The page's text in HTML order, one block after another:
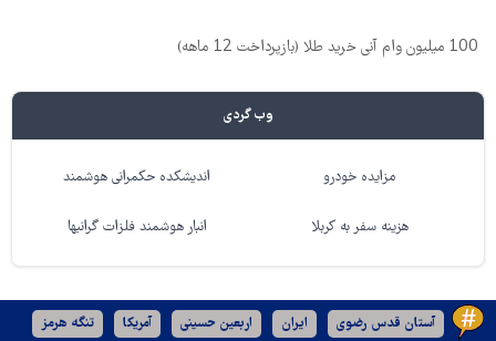
100 میلیون وام آنی خرید طلا (بازپرداخت 12 ماهه)
وب گردی
مزایده خودرو اندیشکده حکمرانی هوشمند
هزینه سفر به کربلا انبار هوشمند فلزات گرانبها
آستان قدس رضوی ایران اربعین حسینی آمریکا تنگه هرمز